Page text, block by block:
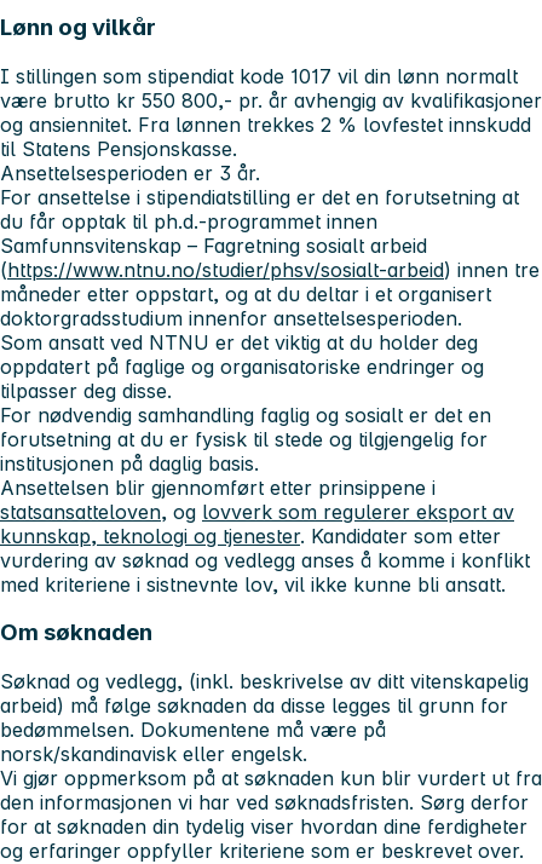
Lønn og vilkår
I stillingen som stipendiat kode 1017 vil din lønn normalt
være brutto kr 550 800,- pr. år avhengig av kvalifikasjoner
og ansiennitet. Fra lønnen trekkes 2 % lovfestet innskudd
til Statens Pensjonskasse.
Ansettelsesperioden er 3 år.
For ansettelse i stipendiatstilling er det en forutsetning at
du får opptak til ph.d.-programmet innen
Samfunnsvitenskap – Fagretning sosialt arbeid
(https://www.ntnu.no/studier/phsv/sosialt-arbeid) innen tre
måneder etter oppstart, og at du deltar i et organisert
doktorgradsstudium innenfor ansettelsesperioden.
Som ansatt ved NTNU er det viktig at du holder deg
oppdatert på faglige og organisatoriske endringer og
tilpasser deg disse.
For nødvendig samhandling faglig og sosialt er det en
forutsetning at du er fysisk til stede og tilgjengelig for
institusjonen på daglig basis.
Ansettelsen blir gjennomført etter prinsippene i
statsansatteloven, og lovverk som regulerer eksport av
kunnskap, teknologi og tjenester. Kandidater som etter
vurdering av søknad og vedlegg anses å komme i konflikt
med kriteriene i sistnevnte lov, vil ikke kunne bli ansatt.
Om søknaden
Søknad og vedlegg, (inkl. beskrivelse av ditt vitenskapelig
arbeid) må følge søknaden da disse legges til grunn for
bedømmelsen. Dokumentene må være på
norsk/skandinavisk eller engelsk.
Vi gjør oppmerksom på at søknaden kun blir vurdert ut fra
den informasjonen vi har ved søknadsfristen. Sørg derfor
for at søknaden din tydelig viser hvordan dine ferdigheter
og erfaringer oppfyller kriteriene som er beskrevet over.